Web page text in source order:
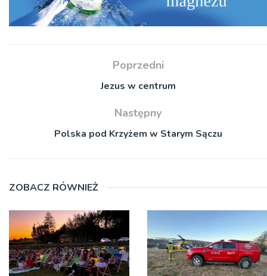
Poprzedni
Jezus w centrum
Następny
Polska pod Krzyżem w Starym Sączu
ZOBACZ RÓWNIEŻ